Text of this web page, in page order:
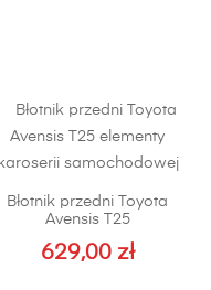
Błotnik przedni Toyota
Avensis T25
629,00 zł